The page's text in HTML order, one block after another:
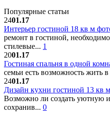
Популярные статьи
2401.17
Интерьер гостиной 18 кв м
ремонт в гостиной,
стилевые... 1
2001.17
Гостиная спальня в одной
семьи есть возможность жить
2401.17
Дизайн кухни гостиной 13 кв
Возможно ли создать уютную
сохранив... 0